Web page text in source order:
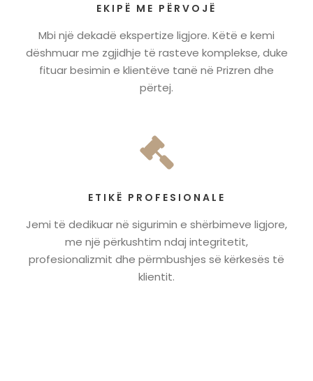
EKIPË ME PËRVOJË
Mbi një dekadë ekspertize ligjore. Këtë e kemi
dëshmuar me zgjidhje të rasteve komplekse, duke
fituar besimin e klientëve tanë në Prizren dhe
përtej.
ETIKË PROFESIONALE
Jemi të dedikuar në sigurimin e shërbimeve ligjore,
me një përkushtim ndaj integritetit,
profesionalizmit dhe përmbushjes së kërkesës të
klientit.